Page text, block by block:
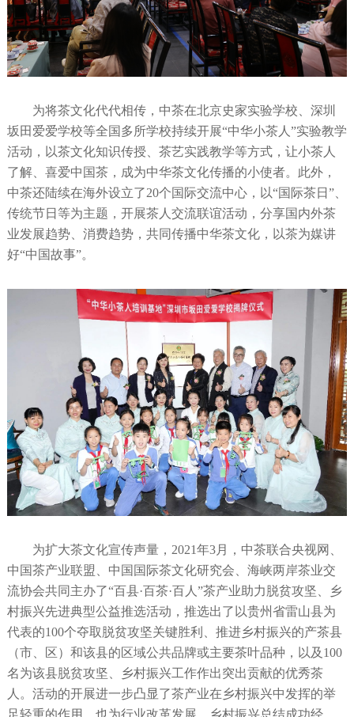
为将茶文化代代相传，中茶在北京史家实验学校、深圳
坂田爱爱学校等全国多所学校持续开展“中华小茶人”实验教学
活动，以茶文化知识传授、茶艺实践教学等方式，让小茶人
了解、喜爱中国茶，成为中华茶文化传播的小使者。此外，
中茶还陆续在海外设立了20个国际交流中心，以“国际茶日”、
传统节日等为主题，开展茶人交流联谊活动，分享国内外茶
业发展趋势、消费趋势，共同传播中华茶文化，以茶为媒讲
好“中国故事”。
为扩大茶文化宣传声量，2021年3月，中茶联合央视网、
中国茶产业联盟、中国国际茶文化研究会、海峡两岸茶业交
流协会共同主办了“百县·百茶·百人”茶产业助力脱贫攻坚、乡
村振兴先进典型公益推选活动，推选出了以贵州省雷山县为
代表的100个夺取脱贫攻坚关键胜利、推进乡村振兴的产茶县
（市、区）和该县的区域公共品牌或主要茶叶品种，以及100
名为该县脱贫攻坚、乡村振兴工作作出突出贡献的优秀茶
人。活动的开展进一步凸显了茶产业在乡村振兴中发挥的举
足轻重的作用，也为行业改革发展、乡村振兴总结成功经